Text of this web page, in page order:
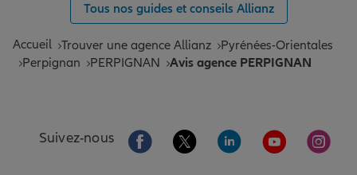
Tous nos guides et conseils Allianz
Accueil Trouver une agence Allianz
Pyrénées-Orientales
Perpignan
PERPIGNAN Avis agence PERPIGNAN
Suivez-nous Aller sur la page Facebook de Allianz
Aller sur la page Twitter de
Aller sur la page
Aller sur la
Aller